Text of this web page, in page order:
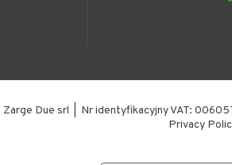
Due srl | Nr identyfikacyjny VAT:
Privacy